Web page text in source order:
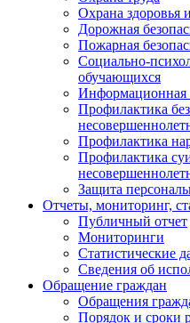
Охрана
Дорожная
Пожарная
Социально-
обучающихся
Информационная
Профилактика
Профилактика
Профилактика
Защита
Отчеты, мониторинг,
Публичный отчет
Мониторинги
Статистические
Сведения об
Обращение граждан
Обращения
Порядок и сроки